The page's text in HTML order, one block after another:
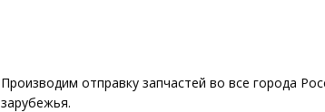
Производим отправку запчастей во все города
зарубежья.